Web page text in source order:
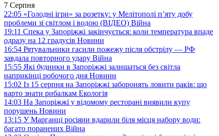
7 Серпня
22:05 «Голодні ігри» за розетку: у Мелітополі п’яту добу
проблеми зі світлом і водою (ВІДЕО) Війна
19:11 Спека у Запоріжжі закінчується: коли температура впаде
одразу на 12 градусів Новини
16:54 Рятувальники гасили пожежу після обстрілу — РФ
завдала повторного удару Війна
15:55 Які будинки в Запоріжжі залишаться без світла
наприкінці робочого дня Новини
15:02 Із 15 серпня на Запоріжжі заборонять ловити раків: що
варто знати рибалкам Екологія
14:03 На Запоріжжі у відомому ресторані виявили купу
порушень Новини
13:15 У Марганці росіяни вдарили біля місця набору води:
багато поранених Війна